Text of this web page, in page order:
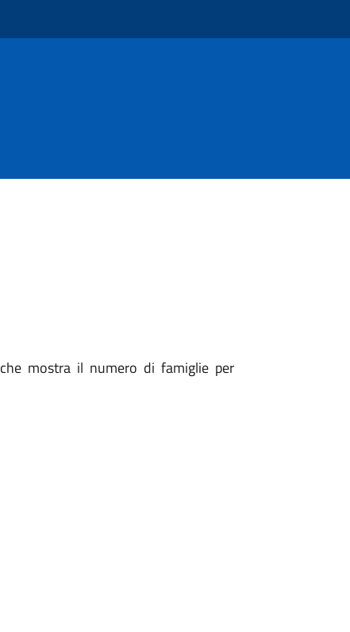
che mostra il numero di famiglie per